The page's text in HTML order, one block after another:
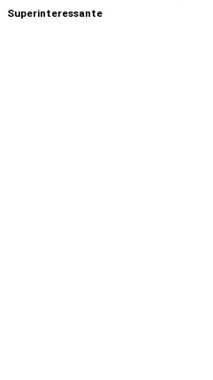
Superinteressante